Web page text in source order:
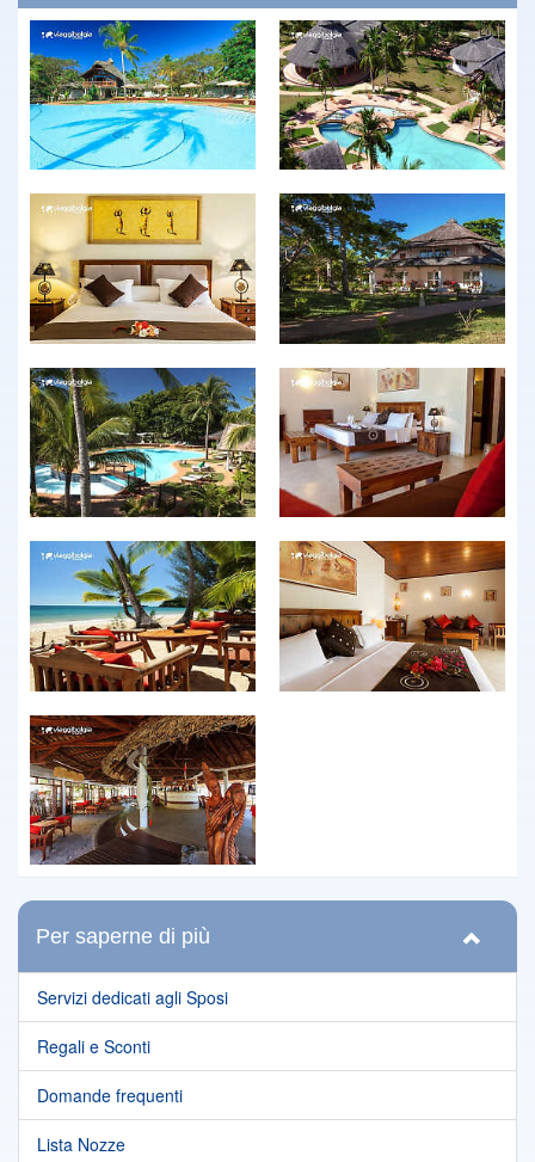
Per saperne di più
Servizi dedicati agli Sposi
Regali e Sconti
Domande frequenti
Lista Nozze